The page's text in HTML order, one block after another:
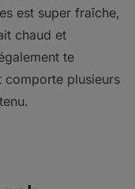
est super fraîche,
chaud et
te
comporte plusieurs